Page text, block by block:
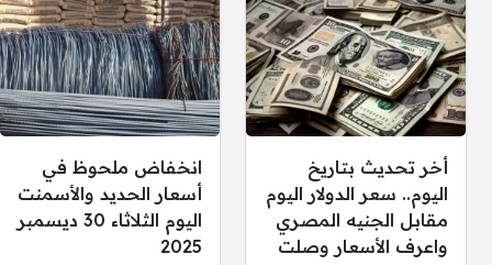
أخر تحديث بتاريخ
اليوم.. سعر الدولار اليوم
مقابل الجنيه المصري
واعرف الأسعار وصلت
انخفاض ملحوظ في
أسعار الحديد والأسمنت
اليوم الثلاثاء 30 ديسمبر
2025